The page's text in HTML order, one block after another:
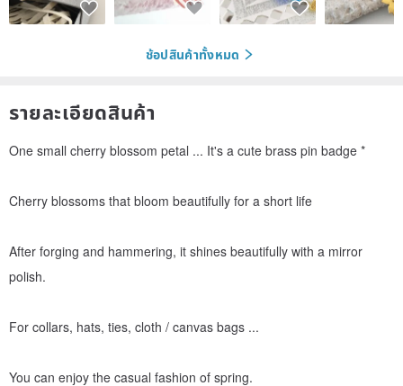
ช้อปสินค้าทั้งหมด
รายละเอียดสินค้า
One small cherry blossom petal ... It's a cute brass pin badge *
Cherry blossoms that bloom beautifully for a short life
After forging and hammering, it shines beautifully with a mirror
polish.
For collars, hats, ties, cloth / canvas bags ...
You can enjoy the casual fashion of spring.